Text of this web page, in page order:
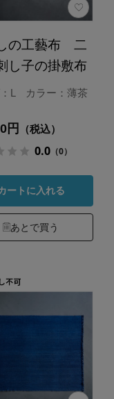
の工藝布 二
し子の掛敷布
L カラー：薄茶
円 （税込）
0.0（0）
ートに入れる
あとで買う